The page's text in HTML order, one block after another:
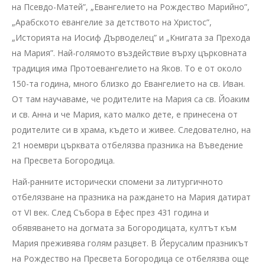
на Псевдо-Матей”, „Евангелието на Рождество Марийно”,
„Арабското евангелие за детството на Христос”,
„Историята на Иосиф Дърводелец” и „Книгата за Прехода
на Мария”. Най-голямото въздействие върху църковната
традиция има Протоевангелието на Яков. То е от около
150-та година, много близко до Евангелието на св. Иван.
От там научаваме, че родителите на Мария са св. Йоаким
и св. Анна и че Мария, като малко дете, е принесена от
родителите си в храма, където и живее. Следователно, на
21 ноември църквата отбелязва празника на Въведение
на Пресвета Богородица.
Най-ранните исторически спомени за литургичното
отбелязване на празника на раждането на Мария датират
от VI век. След Събора в Ефес през 431 година и
обявяването на догмата за Богородицата, култът към
Мария преживява голям разцвет. В Йерусалим празникът
на Рождество на Пресвета Богородица се отбелязва още